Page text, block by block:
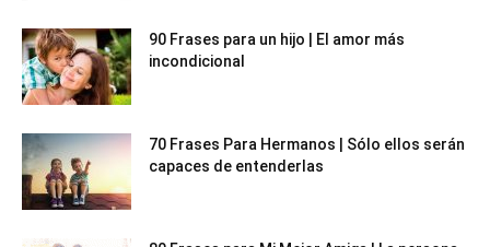
90 Frases para un hijo | El amor más
incondicional
70 Frases Para Hermanos | Sólo ellos serán
capaces de entenderlas